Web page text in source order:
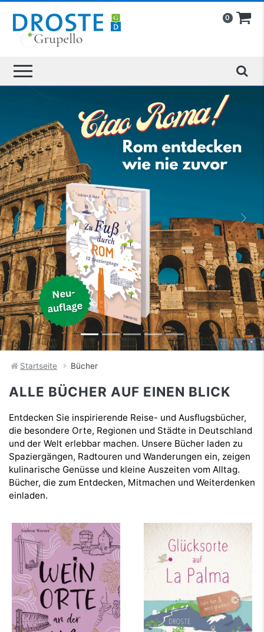
0
» «
Startseite Bücher
ALLE BÜCHER AUF EINEN BLICK
Entdecken Sie inspirierende Reise- und Ausflugsbücher,
die besondere Orte, Regionen und Städte in Deutschland
und der Welt erlebbar machen. Unsere Bücher laden zu
Spaziergängen, Radtouren und Wanderungen ein, zeigen
kulinarische Genüsse und kleine Auszeiten vom Alltag.
Bücher, die zum Entdecken, Mitmachen und Weiterdenken
einladen.
Andreas Werner
Weinorte an der Nahe
mehr Infos …
Christian Juraschek,
Jennifer Juraschek
Glücksorte auf La
Palma
mehr Infos …